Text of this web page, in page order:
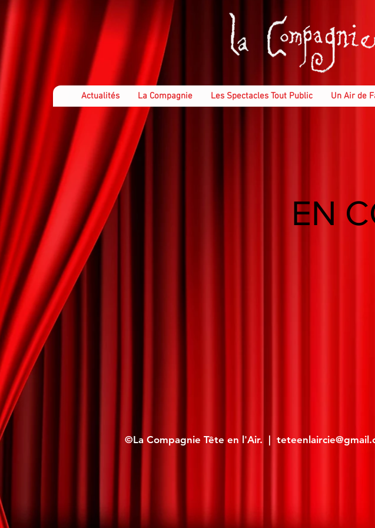
Actualités La Compagnie Les Spectacles Tout Public Un Air de
EN
©La Compagnie Tête en l'Air. |